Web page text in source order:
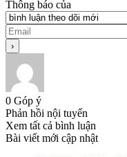
Thông báo của
0 Góp ý
Phản hồi nội tuyến
Xem tất cả bình luận
Bài viết mới cập nhật